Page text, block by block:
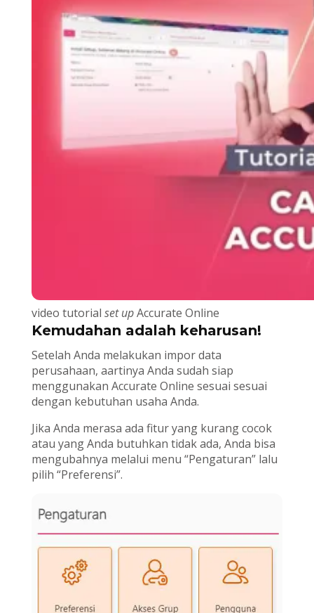
video tutorial set upAccurate Online
Kemudahan adalah keharusan!
Setelah Anda melakukan impor data
perusahaan, aartinya Anda sudah siap
menggunakan Accurate Online sesuai sesuai
dengan kebutuhan usaha Anda.
Jika Anda merasa ada fitur yang kurang cocok
atau yang Anda butuhkan tidak ada, Anda bisa
mengubahnya melalui menu “Pengaturan” lalu
pilih “Preferensi”.